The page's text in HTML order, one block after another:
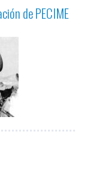
de PECIME